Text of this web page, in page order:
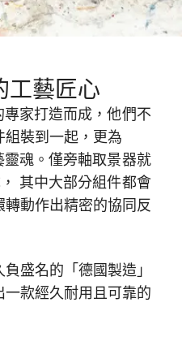
工藝匠心
家打造而成，他們不
裝到一起，更為
魂。僅旁軸取景器就
其中大部分組件都會
動作出精密的協同反
盛名的「德國製造」
款經久耐用且可靠的